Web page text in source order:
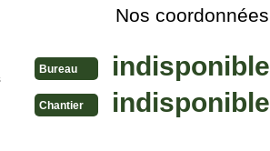
Nos coordonnées
Bureau indisponible
Chantier indisponible